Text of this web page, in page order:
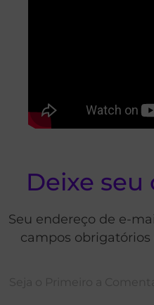
Deixe
Seu endereço de e-
campos